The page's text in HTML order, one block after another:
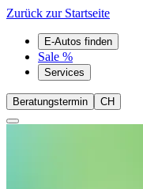
Zurück zur Startseite
E-Autos finden
Sale %
Services
Beratungstermin CH